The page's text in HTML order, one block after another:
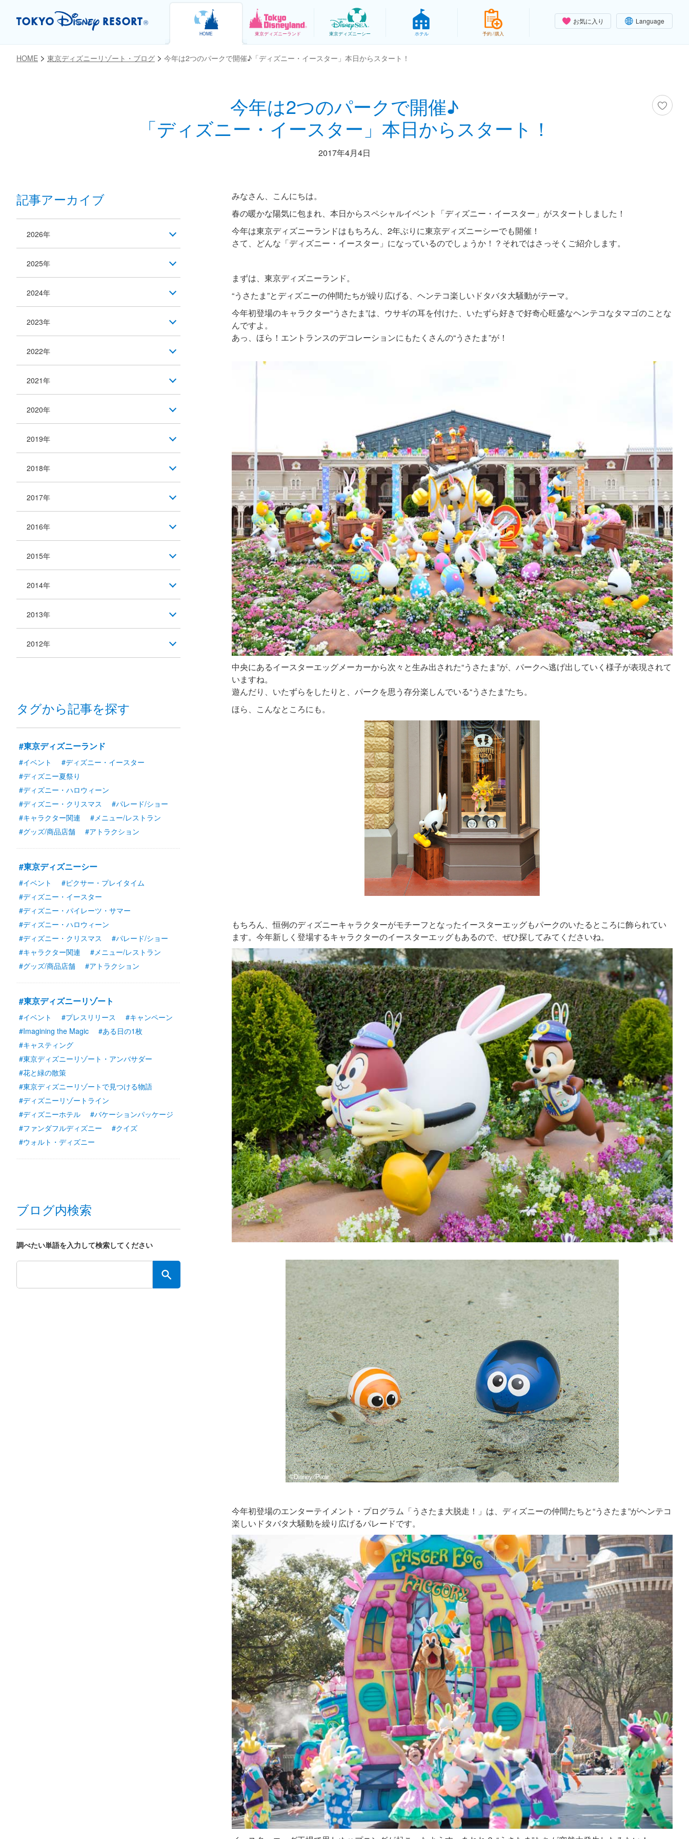
お気に入り Language
HOME 東京ディズニーランド 東京ディズニーシー ホテル 予約 / 購入
HOME 東京ディズニーリゾート・ブログ 今年は2つのパークで開催♪「ディズニー・イースター」本日からスタート！
今年は2つのパークで開催♪
「ディズニー・イースター」本日からスタート！
2017年4月4日
みなさん、こんにちは。
春の暖かな陽気に包まれ、本日からスペシャルイベント「ディズニー・イースター」がスタートしました！
今年は東京ディズニーランドはもちろん、2年ぶりに東京ディズニーシーでも開催！
さて、どんな「ディズニー・イースター」になっているのでしょうか！？それではさっそくご紹介します。
まずは、東京ディズニーランド。
“うさたま”とディズニーの仲間たちが繰り広げる、ヘンテコ楽しいドタバタ大騒動がテーマ。
今年初登場のキャラクター“うさたま”は、ウサギの耳を付けた、いたずら好きで好奇心旺盛なヘンテコなタマゴのことな
んですよ。
あっ、ほら！エントランスのデコレーションにもたくさんの“うさたま”が！
中央にあるイースターエッグメーカーから次々と生み出された“うさたま”が、パークへ逃げ出していく様子が表現されて
いますね。
遊んだり、いたずらをしたりと、パークを思う存分楽しんでいる“うさたま”たち。
ほら、こんなところにも。
もちろん、恒例のディズニーキャラクターがモチーフとなったイースターエッグもパークのいたるところに飾られてい
ます。今年新しく登場するキャラクターのイースターエッグもあるので、ぜひ探してみてくださいね。
今年初登場のエンターテイメント・プログラム「うさたま大脱走！」は、ディズニーの仲間たちと“うさたま”がヘンテコ
楽しいドタバタ大騒動を繰り広げるパレードです。
記事アーカイブ
2026年
2025年
2024年
2023年
2022年
2021年
2020年
2019年
2018年
2017年
2016年
2015年
2014年
2013年
2012年
タグから記事を探す
#東京ディズニーランド
#イベント
#ディズニー・イースター
#ディズニー夏祭り
#ディズニー・ハロウィーン
#ディズニー・クリスマス
#パレード/ショー
#キャラクター関連
#メニュー/レストラン
#グッズ/商品店舗
#アトラクション
#東京ディズニーシー
#イベント
#ピクサー・プレイタイム
#ディズニー・イースター
#ディズニー・パイレーツ・サマー
#ディズニー・ハロウィーン
#ディズニー・クリスマス
#パレード/ショー
#キャラクター関連
#メニュー/レストラン
#グッズ/商品店舗
#アトラクション
#東京ディズニーリゾート
#イベント #プレスリリース
#キャンペーン
#Imagining the Magic
#ある日の1枚
#キャスティング
#東京ディズニーリゾート・アンバサダー
#花と緑の散策
#東京ディズニーリゾートで見つける物語
#ディズニーリゾートライン
#ディズニーホテル
#バケーションパッケージ
#ファンダフルディズニー
#クイズ
#ウォルト・ディズニー
ブログ内検索
調べたい単語を入力して検索してください